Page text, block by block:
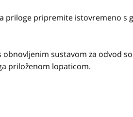
priloge pripremite istovremeno s
sustavom za odvod
priloženom lopaticom.